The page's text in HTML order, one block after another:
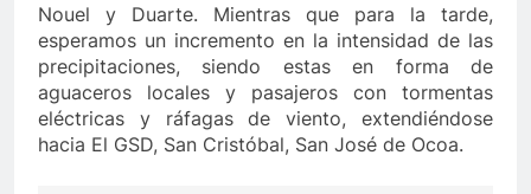
Nouel y Duarte. Mientras que para la tarde,
esperamos un incremento en la intensidad de las
precipitaciones, siendo estas en forma de
aguaceros locales y pasajeros con tormentas
eléctricas y ráfagas de viento, extendiéndose
hacia El GSD, San Cristóbal, San José de Ocoa.